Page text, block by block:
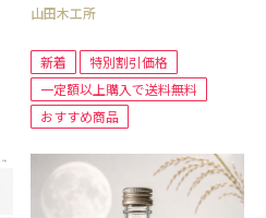
山田木工所
新着
特別割引価格
一定額以上購入で送料無料
おすすめ商品